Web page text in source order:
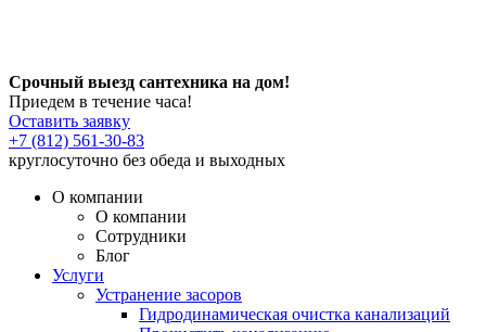
Срочный выезд сантехника на дом!
Приедем в течение часа!
Оставить заявку
+7 (812) 561-30-83
круглосуточно без обеда и выходных
О компании
О компании
Сотрудники
Блог
Услуги
Устранение засоров
Гидродинамическая очистка канализаций